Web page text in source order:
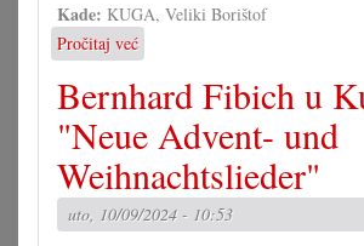
Kade: KUGA, Veliki Borištof
Pročitaj već
Čitanje
i
prezentacija:
Hrvatske
novine
kroz
stoljeća
Bernhard Fibich u
"Neue Advent- und
Weihnachtslieder"
uto, 10/09/2024 - 10:53